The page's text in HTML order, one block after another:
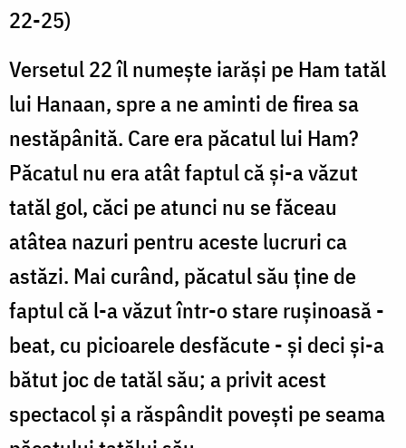
22-25)
Versetul 22 îl numeşte iarăşi pe Ham tatăl
lui Hanaan, spre a ne aminti de firea sa
nestăpânită. Care era păcatul lui Ham?
Păcatul nu era atât faptul că şi-a văzut
tatăl gol, căci pe atunci nu se făceau
atâtea nazuri pentru aceste lucruri ca
astăzi. Mai curând, păcatul său ţine de
faptul că l-a văzut într-o stare ruşinoasă -
beat, cu picioarele desfăcute - şi deci şi-a
bătut joc de tatăl său; a privit acest
spectacol şi a răspândit poveşti pe seama